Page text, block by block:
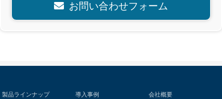
お問い合わせフォーム
製品ラインナップ 導入事例 会社概要